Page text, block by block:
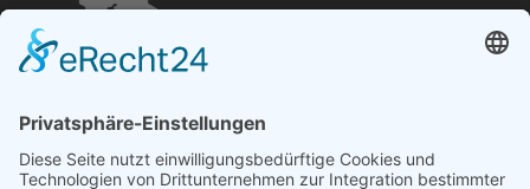
040 / 21 04 04 04-04
glinde@topf-online.de